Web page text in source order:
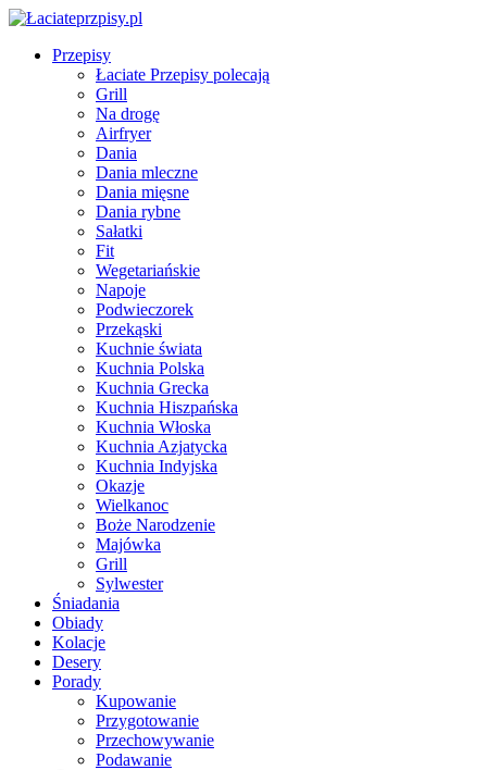
Przepisy
Łaciate Przepisy polecają
Grill
Na drogę
Airfryer
Dania
Dania mleczne
Dania mięsne
Dania rybne
Sałatki
Fit
Wegetariańskie
Napoje
Podwieczorek
Przekąski
Kuchnie świata
Kuchnia Polska
Kuchnia Grecka
Kuchnia Hiszpańska
Kuchnia Włoska
Kuchnia Azjatycka
Kuchnia Indyjska
Okazje
Wielkanoc
Boże Narodzenie
Majówka
Grill
Sylwester
Śniadania
Obiady
Kolacje
Desery
Porady
Kupowanie
Przygotowanie
Przechowywanie
Podawanie